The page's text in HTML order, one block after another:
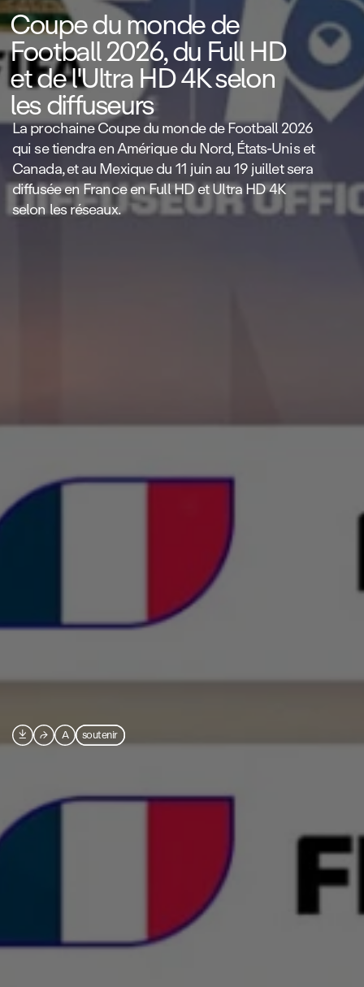
Coupe du monde de
Football 2026, du Full HD
et de l'Ultra HD 4K selon
les diffuseurs
La prochaine Coupe du monde de Football 2026
qui se tiendra en Amérique du Nord, États‑Unis et
Canada, et au Mexique du 11 juin au 19 juillet sera
diffusée en France en Full HD et Ultra HD 4K
selon les réseaux.
 ⮫ A soutenir